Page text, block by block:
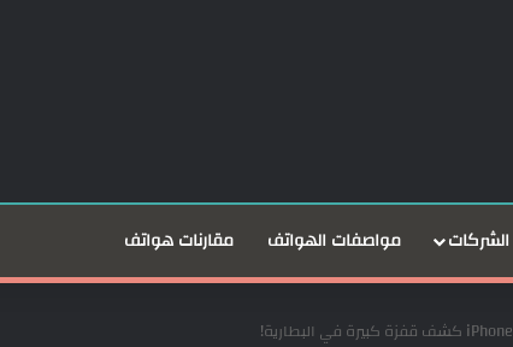
الشركات مواصفات الهواتف مقارنات هواتف